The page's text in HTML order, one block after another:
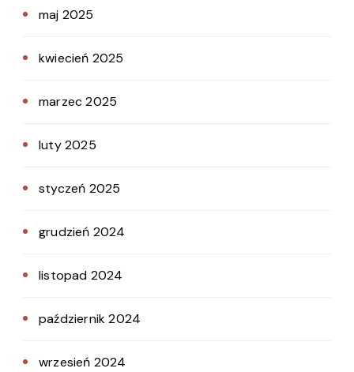
maj 2025
kwiecień 2025
marzec 2025
luty 2025
styczeń 2025
grudzień 2024
listopad 2024
październik 2024
wrzesień 2024